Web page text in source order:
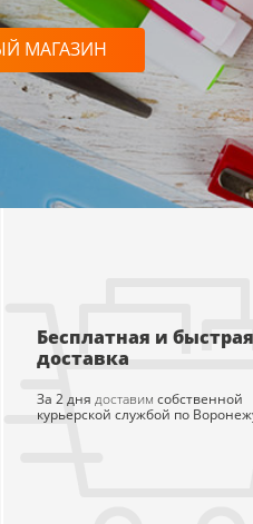
МАГАЗИН
Бесплатная и быстрая
доставка
За 2 дня доставим собственной
курьерской службой по